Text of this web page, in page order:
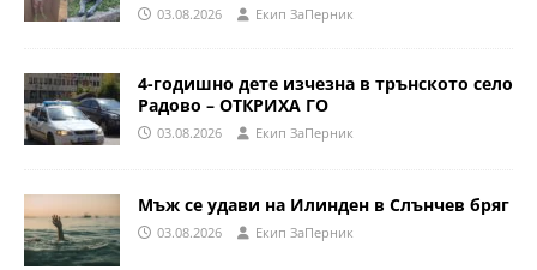
03.08.2026 Eкип ЗаПерник
4-годишно дете изчезна в трънското село
Радово – ОТКРИХА ГО
03.08.2026 Eкип ЗаПерник
Мъж се удави на Илинден в Слънчев бряг
03.08.2026 Eкип ЗаПерник